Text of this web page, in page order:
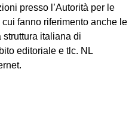
presso l’Autorità per le
fanno riferimento anche le
italiana di
editoriale e tlc. NL